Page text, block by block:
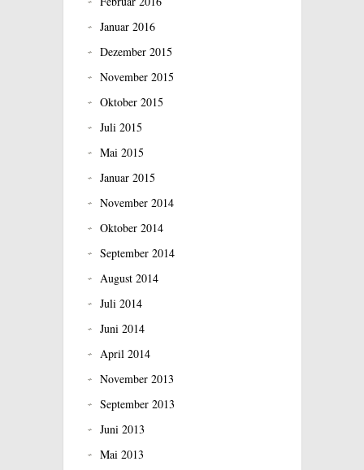
Januar 2016
Dezember 2015
November 2015
Oktober 2015
Juli 2015
Mai 2015
Januar 2015
November 2014
Oktober 2014
September 2014
August 2014
Juli 2014
Juni 2014
April 2014
November 2013
September 2013
Juni 2013
Mai 2013